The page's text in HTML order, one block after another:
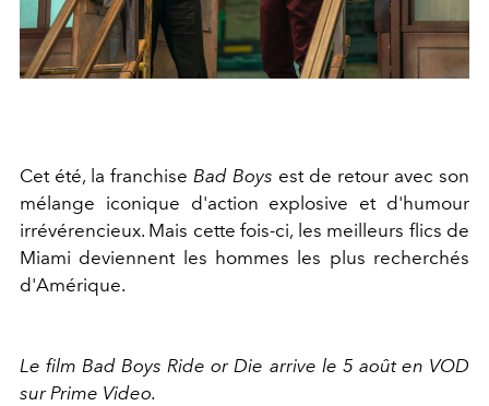
Cet été, la franchise Bad Boys est de retour avec son
mélange iconique d'action explosive et d'humour
irrévérencieux. Mais cette fois-ci, les meilleurs flics de
Miami deviennent les hommes les plus recherchés
d'Amérique.
Le film Bad Boys Ride or Die arrive le 5 août en VOD
sur Prime Video.